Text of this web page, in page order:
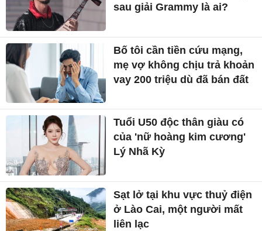
sau giải Grammy là ai?
Bố tôi cần tiền cứu mạng,
mẹ vợ không chịu trả khoản
vay 200 triệu dù đã bán đất
Tuổi U50 độc thân giàu có
của 'nữ hoàng kim cương'
Lý Nhã Kỳ
Sạt lở tại khu vực thuỷ điện
ở Lào Cai, một người mất
liên lạc